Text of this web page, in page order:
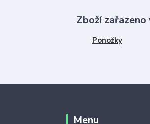
Zboží
Ponožky
Menu